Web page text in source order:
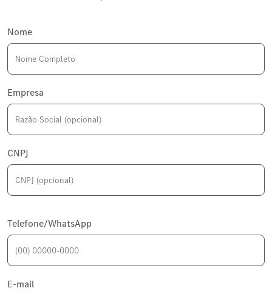
Nome
Empresa
CNPJ
Telefone/WhatsApp
E-mail